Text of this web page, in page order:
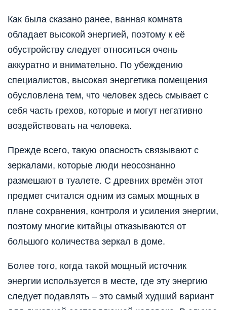
Как была сказано ранее, ванная комната
обладает высокой энергией, поэтому к её
обустройству следует относиться очень
аккуратно и внимательно. По убеждению
специалистов, высокая энергетика помещения
обусловлена тем, что человек здесь смывает с
себя часть грехов, которые и могут негативно
воздействовать на человека.
Прежде всего, такую опасность связывают с
зеркалами, которые люди неосознанно
размешают в туалете. С древних времён этот
предмет считался одним из самых мощных в
плане сохранения, контроля и усиления энергии,
поэтому многие китайцы отказываются от
большого количества зеркал в доме.
Более того, когда такой мощный источник
энергии используется в месте, где эту энергию
следует подавлять – это самый худший вариант